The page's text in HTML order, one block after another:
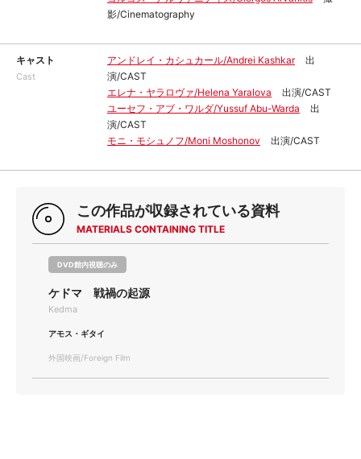
影/Cinematography
キャスト
Cast
アンドレイ・カシュカール/Andrei Kashkar
出
演/CAST
エレナ・ヤラロヴァ/Helena Yaralova
出演/CAST
ユーセフ・アブ・ワルダ/Yussuf Abu-Warda
出
演/CAST
モニ・モシュノフ/Moni Moshonov
出演/CAST
この作品が収録されている資料
MATERIALS CONTAINING TITLE
DVD館内視聴のみ
ケドマ 戦禍の起源
Kedma
アモス・ギタイ
外国映画/Foreign Film